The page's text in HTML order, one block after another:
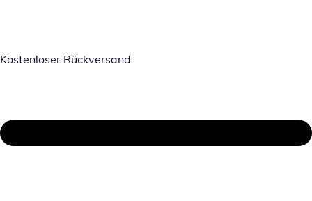
Kostenloser Rückversand